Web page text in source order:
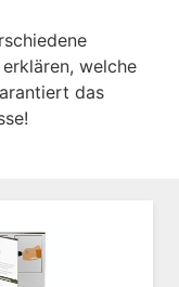
welche
das